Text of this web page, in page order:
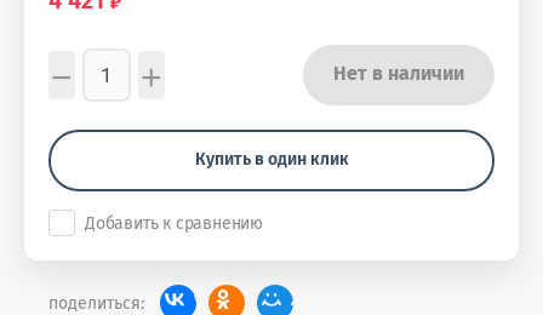
− + Нет в наличии
Купить в один клик
Добавить к сравнению
поделиться: